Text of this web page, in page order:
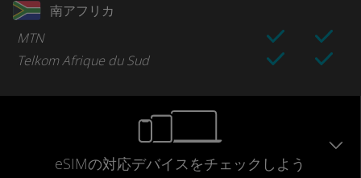
南アフリカ
MTN
Telkom Afrique du Sud
eSIMの対応デバイスをチェックしよう